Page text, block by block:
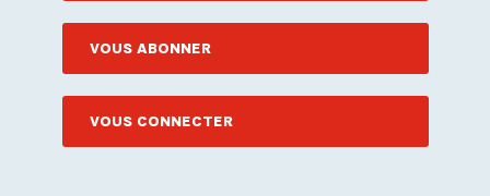
VOUS ABONNER
VOUS CONNECTER